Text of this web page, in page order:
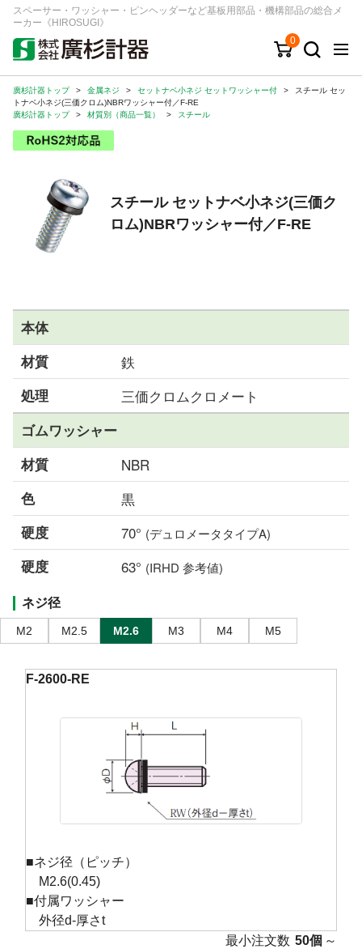
スペーサー・ワッシャー・ピンヘッダーなど基板用部品・機構部品の総合メ
ーカー《HIROSUGI》
0
キーワード 品番/シリーズ
商品カテゴリから探す
ジャンルから探す
シリーズから探す
ログイン
お問い合わせ窓口
廣杉計器トップ > 金属ネジ > セットナベ小ネジ セットワッシャー付 >
スチール セッ
トナベ小ネジ(三価クロム)NBRワッシャー付／F-RE
廣杉計器トップ
> 材質別（商品一覧） > スチール
スチール セットナベ小ネジ(三価ク
ロム)NBRワッシャー付／F-RE
本体
材質
鉄
処理 三価クロムクロメート
ゴムワッシャー
材質
NBR
色 黒
硬度 70° (デュロメータタイプA)
硬度 63° (IRHD 参考値)
ネジ径
M2 M2.5 M2.6 M3 M4 M5
F-2600-RE
■ネジ径（ピッチ）
M2.6(0.45)
■付属ワッシャー
外径d-厚さt
最小注文数 50個 ～